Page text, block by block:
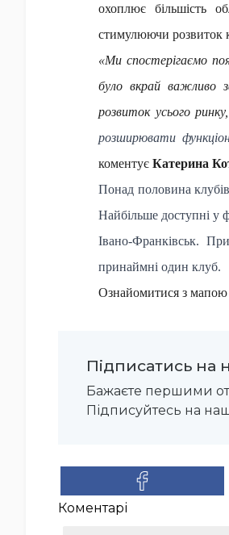
охоплює більшість
стимулюючи розвиток
«Ми спостерігаємо
було вкрай важливо
розвиток усього
розширювати
коментує Катерина
Понад половина
Найбільше доступні у
Івано-Франківськ.
принаймні один клуб.
Ознайомитися з мапою
Підписатись на
Бажаєте першими
Підписуйтесь на
Коментарі